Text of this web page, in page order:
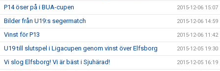
P14 öser på i BUA-cupen 2015-12-06 15:07
Bilder från U19:s segermatch 2015-12-06 14:59
Vinst för P13 2015-12-06 11:42
U19 till slutspel i Ligacupen genom vinst över Elfsborg 2015-12-05 19:30
Vi slog Elfsborg! Vi är bäst i Sjuhärad! 2015-12-05 16:19